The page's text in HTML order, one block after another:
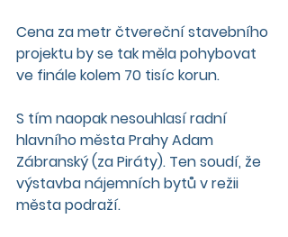
Cena za metr čtvereční stavebního
projektu by se tak měla pohybovat
ve finále kolem 70 tisíc korun.
S tím naopak nesouhlasí radní
hlavního města Prahy Adam
Zábranský (za Piráty). Ten soudí, že
výstavba nájemních bytů v režii
města podraží.